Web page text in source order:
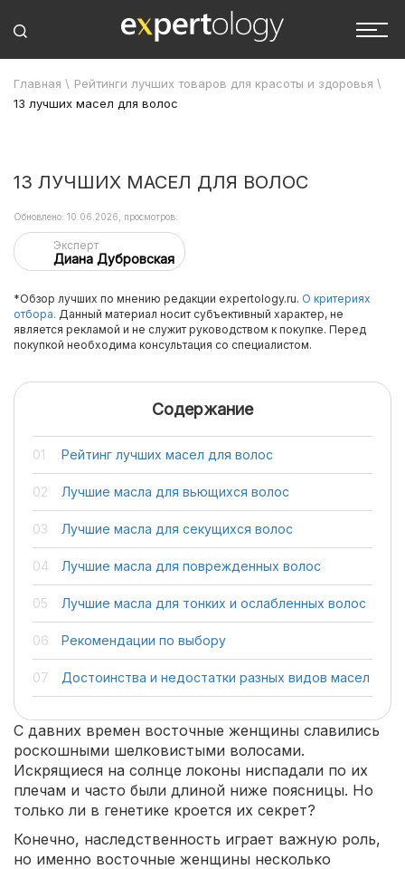
Главная \ Рейтинги лучших товаров для красоты и здоровья \
13 лучших масел для волос
13 ЛУЧШИХ МАСЕЛ ДЛЯ ВОЛОС
Эксперт
Диана Дубровская
Обновлено: 10.06.2026, просмотров:
*Обзор лучших по мнению редакции expertology.ru. О критериях
отбора. Данный материал носит субъективный характер, не
является рекламой и не служит руководством к покупке. Перед
покупкой необходима консультация со специалистом.
Содержание
Рейтинг лучших масел для волос
Лучшие масла для вьющихся волос
Лучшие масла для секущихся волос
Лучшие масла для поврежденных волос
Лучшие масла для тонких и ослабленных волос
Рекомендации по выбору
Достоинства и недостатки разных видов масел
С давних времен восточные женщины славились
роскошными шелковистыми волосами.
Искрящиеся на солнце локоны ниспадали по их
плечам и часто были длиной ниже поясницы. Но
только ли в генетике кроется их секрет?
Конечно, наследственность играет важную роль,
но именно восточные женщины несколько